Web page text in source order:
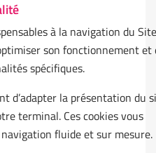
à la navigation du Site
son fonctionnement et
spécifiques.
d’adapter la présentation du
terminal. Ces cookies vous
fluide et sur mesure.